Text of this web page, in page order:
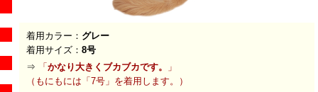
着用カラー： グレー
着用サイズ： 8号
⇒
「かなり大きくブカブカです。
」
（もにもには「7号」を着用します。）